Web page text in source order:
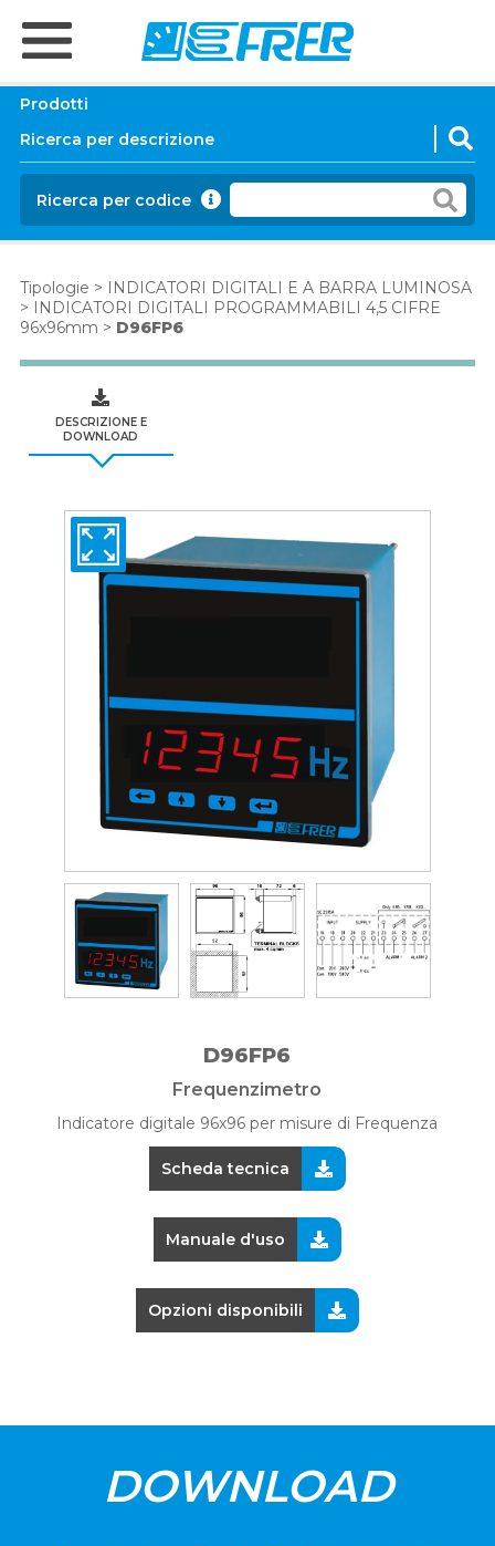
Prodotti
Ricerca per codice
Tipologie > INDICATORI DIGITALI E A BARRA LUMINOSA
> INDICATORI DIGITALI PROGRAMMABILI 4,5 CIFRE
96x96mm > D96FP6
DESCRIZIONE E
DOWNLOAD
D96FP6
Frequenzimetro
Indicatore digitale 96x96 per misure di Frequenza
Scheda tecnica
Manuale d'uso
Opzioni disponibili
DOWNLOAD